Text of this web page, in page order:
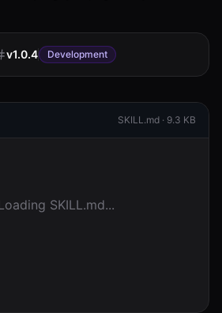
登入
v1.0.4 Development
SKILL.md · 9.3 KB
SKILL.md...